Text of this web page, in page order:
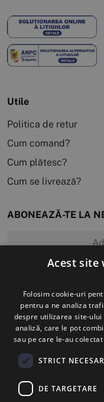
Utile
Politica de retur
Cum comand?
Cum plătesc?
Cum se livrează?
ABONEAZĂ-TE LA
Acest site
Folosim cookie-uri
pentru a ne analiza
despre utilizarea site-
analiză, care le pot
sau pe care le-au
STRICT
DE TARGETARE